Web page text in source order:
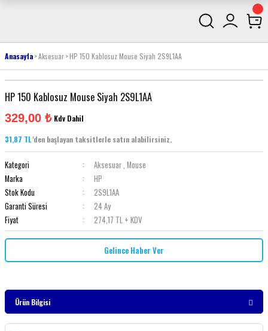
Anasayfa Aksesuar HP 150 Kablosuz Mouse Siyah 2S9L1AA
HP 150 Kablosuz Mouse Siyah 2S9L1AA
329,00 ₺ Kdv Dahil
31,87 TL'den başlayan taksitlerle satın alabilirsiniz.
Kategori Aksesuar, Mouse
Marka
HP
Stok Kodu
2S9L1AA
Garanti Süresi
24 Ay
Fiyat
274,17 TL + KDV
Gelince Haber Ver
Ürün Bilgisi